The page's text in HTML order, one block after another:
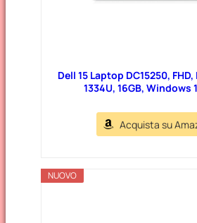
Dell 15 Laptop DC15250,
1334U, 16GB, Windows
Acquista su
NUOVO